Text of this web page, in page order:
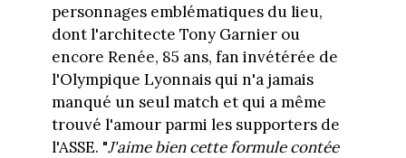
personnages emblématiques du lieu,
dont l'architecte Tony Garnier ou
encore Renée, 85 ans, fan invétérée de
l'Olympique Lyonnais qui n'a jamais
manqué un seul match et qui a même
trouvé l'amour parmi les supporters de
l'ASSE. "J'aime bien cette formule contée